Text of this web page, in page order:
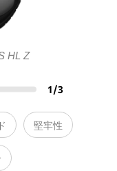
HL Z
1/3
堅牢性